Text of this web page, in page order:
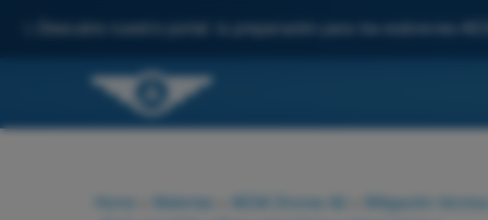
Descubre nuestro portal: tu preparación para los exámenes
Home Materias AESA Drones A2 Mitigación